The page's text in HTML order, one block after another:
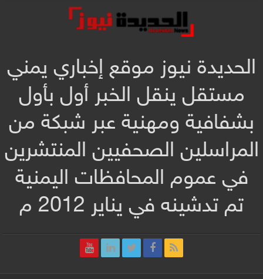
الحديدة نيوز موقع إخباري يمني
مستقل ينقل الخبر أول بأول
بشفافية ومهنية عبر شبكة من
المراسلين الصحفيين المنتشرين
في عموم المحافظات اليمنية
تم تدشينه في يناير 2012 م